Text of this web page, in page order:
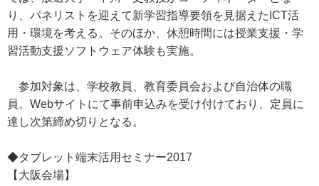
り、パネリストを迎えて新学習指導要領を見据えたICT活
用・環境を考える。そのほか、休憩時間には授業支援・学
習活動支援ソフトウェア体験も実施。
参加対象は、学校教員、教育委員会および自治体の職
員。Webサイトにて事前申込みを受け付けており、定員に
達し次第締め切りとなる。
◆タブレット端末活用セミナー2017
【大阪会場】